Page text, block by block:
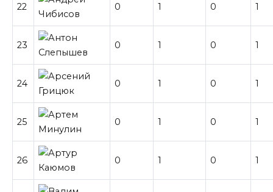
22 0 1 0 1
23 0 1 0 1
24 0 1 0 1
25 0 1 0 1
26 0 1 0 1